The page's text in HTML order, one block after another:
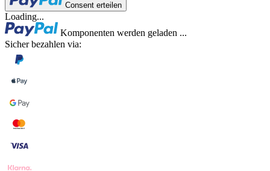
Consent erteilen
Loading...
Komponenten werden geladen ...
Sicher bezahlen via: